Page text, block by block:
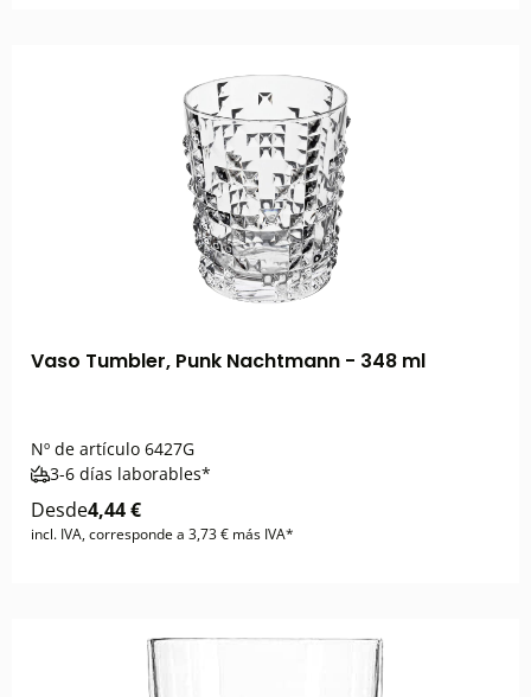
Vaso Tumbler, Punk Nachtmann - 348 ml
Nº de artículo 6427G
3-6 días laborables*
Desde4,44 €
incl. IVA, corresponde a 3,73 € más IVA*